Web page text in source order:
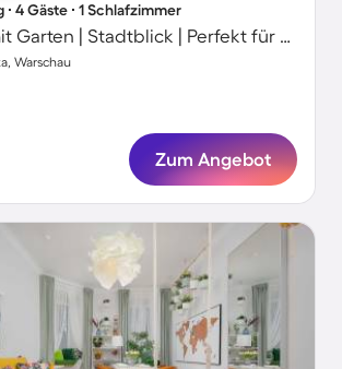
4 Gäste ∙ 1 Schlafzimmer
Wohnung mit Garten | Stadtblick | Perfekt für die Arbeit von Zuhause
Warschau
Zum Angebot